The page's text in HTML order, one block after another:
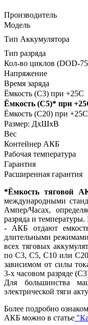
Производитель
Модель
Тип Аккумулятора
Тип разряда
Кол-во циклов (DOD-
Напряжение
Время заряда
Ёмкость (С3) при +25С
Ёмкость (С5)* при
Ёмкость (С20) при +25С
Размер: ДхШхВ
Вес
Контейнер АКБ
Рабочая температура
Гарантия
Расширенная гарантия
*Ёмкость тяговой
международными
Ампер/Часах,
разряда и
- АКБ отдают
длительными
всех тяговых
по С3, С5, С10 или
зависимом от силы
3-х часовом разряде
Для большинства
электрической тяги
Более подробно
АКБ можно в статье